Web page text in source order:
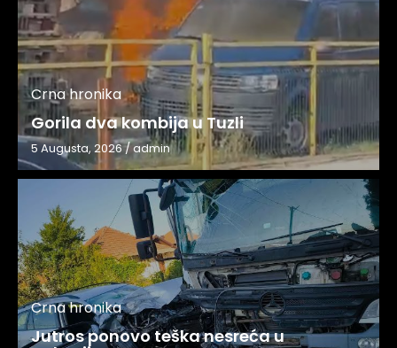
Crna hronika
Gorila dva kombija u Tuzli
5 Augusta, 2026/admin
Crna hronika
Jutros ponovo teška nesreća u